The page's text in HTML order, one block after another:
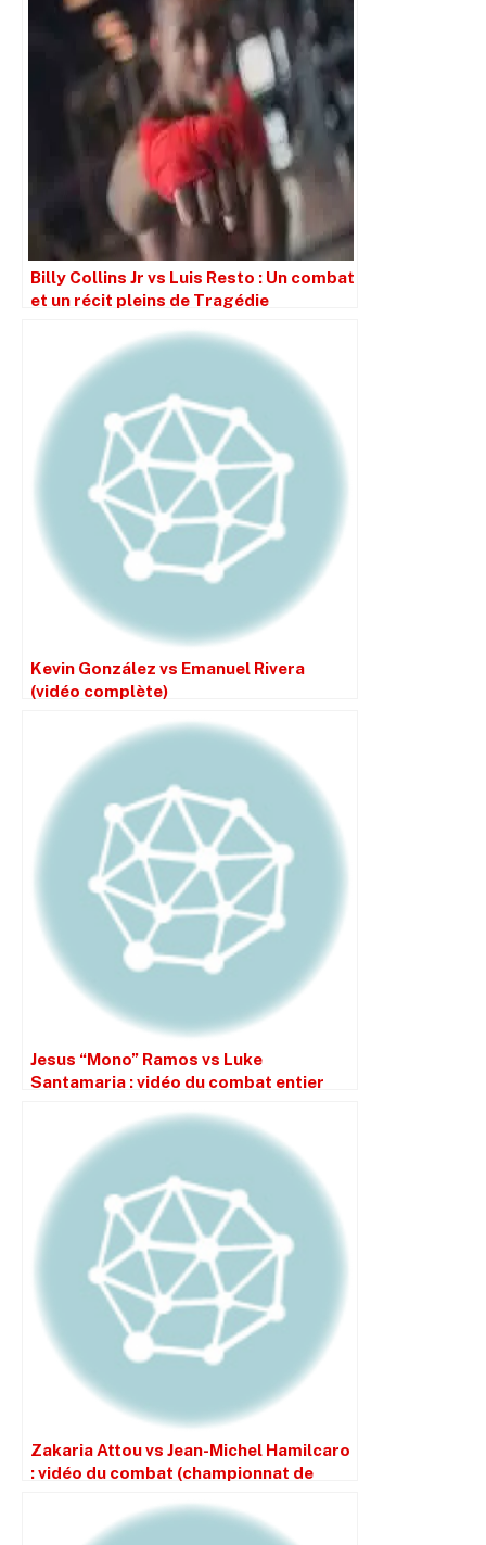
Billy Collins Jr vs Luis Resto : Un combat
et un récit pleins de Tragédie
Kevin González vs Emanuel Rivera
(vidéo complète)
Jesus “Mono” Ramos vs Luke
Santamaria : vidéo du combat entier
Zakaria Attou vs Jean-Michel Hamilcaro
: vidéo du combat (championnat de